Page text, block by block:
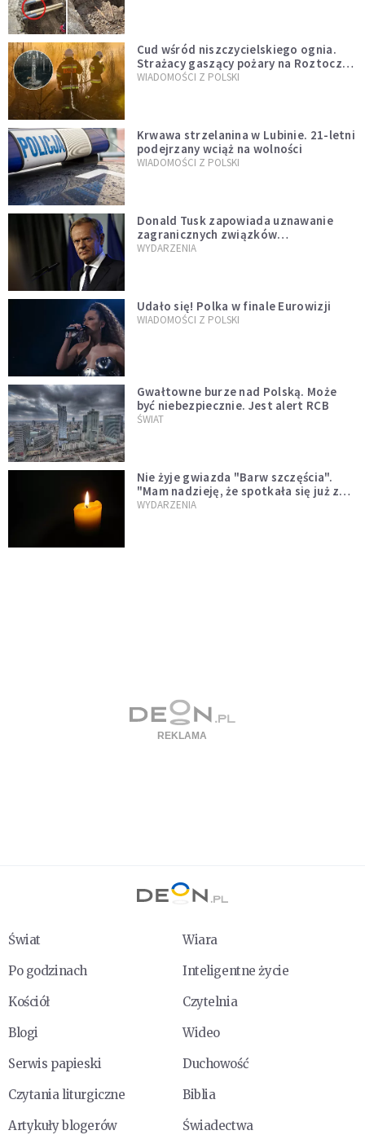
Cud wśród niszczycielskiego ognia.
Strażacy gaszący pożary na Roztoczu
opublikowali niezwykłe zdjęcie
WIADOMOŚCI Z POLSKI
Krwawa strzelanina w Lubinie. 21-letni
podejrzany wciąż na wolności
WIADOMOŚCI Z POLSKI
Donald Tusk zapowiada uznawanie
zagranicznych związków
jednopłciowych. "Państwo oblało ten
WYDARZENIA
Udało się! Polka w finale Eurowizji
WIADOMOŚCI Z POLSKI
Gwałtowne burze nad Polską. Może
być niebezpiecznie. Jest alert RCB
ŚWIAT
Nie żyje gwiazda "Barw szczęścia".
"Mam nadzieję, że spotkała się już z
Bogiem, którego tak bardzo kochała"
WYDARZENIA
Świat
Wiara
Po godzinach
Inteligentne życie
Kościół
Czytelnia
Blogi
Wideo
Serwis papieski
Duchowość
Czytania liturgiczne
Biblia
Artykuły blogerów
Świadectwa